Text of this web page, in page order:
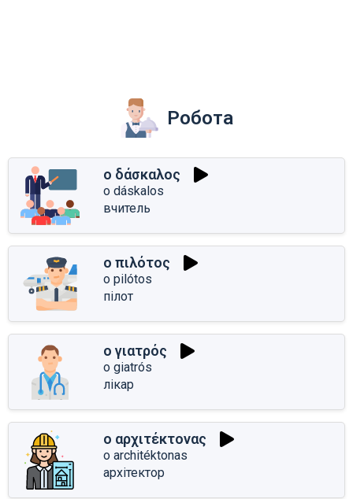
Робота
ο δάσκαλος
o dáskalos
вчитель
ο πιλότος
o pilótos
пілот
ο γιατρός
o giatrós
лікар
ο αρχιτέκτονας
o architéktonas
архітектор